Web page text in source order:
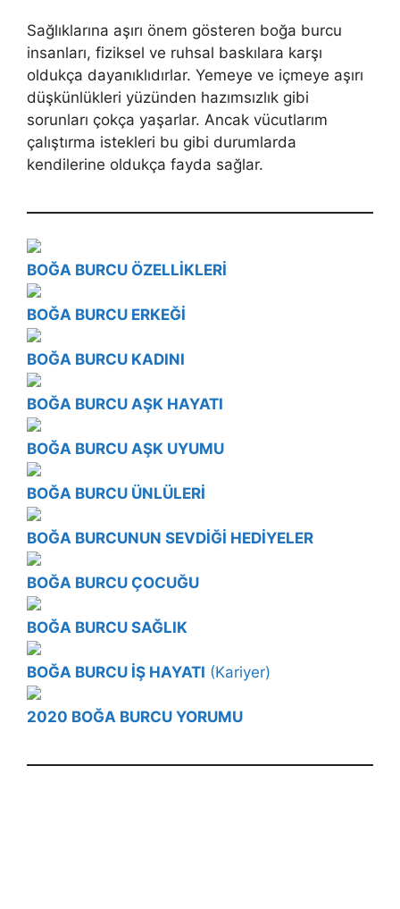
Sağlıklarına aşırı önem gösteren boğa burcu
insanları, fiziksel ve ruhsal baskılara karşı
oldukça dayanıklıdırlar. Yemeye ve içmeye aşırı
düşkünlükleri yüzünden hazımsızlık gibi
sorunları çokça yaşarlar. Ancak vücutlarım
çalıştırma istekleri bu gibi durumlarda
kendilerine oldukça fayda sağlar.
BOĞA BURCU ÖZELLİKLERİ
BOĞA BURCU ERKEĞİ
BOĞA BURCU KADINI
BOĞA BURCU AŞK HAYATI
BOĞA BURCU AŞK UYUMU
BOĞA BURCU ÜNLÜLERİ
BOĞA BURCUNUN SEVDİĞİ HEDİYELER
BOĞA BURCU ÇOCUĞU
BOĞA BURCU SAĞLIK
BOĞA BURCU İŞ HAYATI (Kariyer)
2020 BOĞA BURCU YORUMU